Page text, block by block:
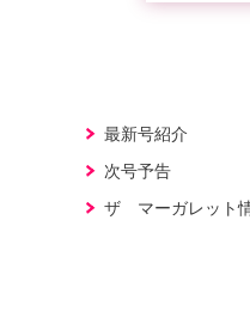
最新号紹介
次号予告
ザ マーガレット